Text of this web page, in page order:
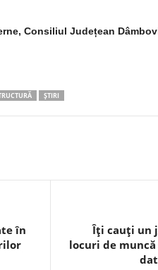
Consiliul Județean
ȘTIRI
în
Îți cauți un
locuri de